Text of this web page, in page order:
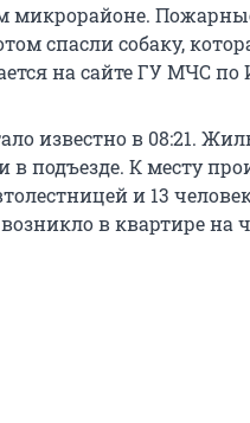
микрорайоне.
спасли собаку,
на сайте ГУ МЧС по
известно в 08:21.
в подъезде. К месту
и 13
в квартире на